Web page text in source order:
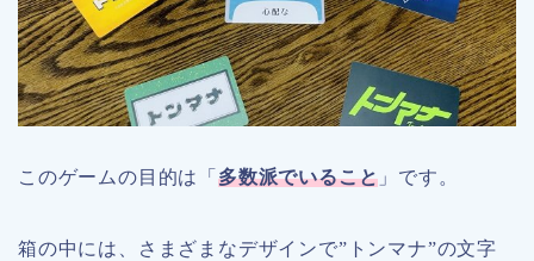
このゲームの目的は「 多数派でいること 」です。
箱の中には、さまざまなデザインで”トンマナ”の文字